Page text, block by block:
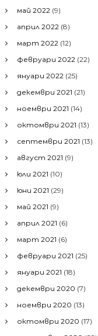
май 2022 (9)
април 2022 (8)
март 2022 (12)
февруари 2022 (22)
януари 2022 (25)
декември 2021 (21)
ноември 2021 (14)
октомври 2021 (13)
септември 2021 (13)
август 2021 (9)
юли 2021 (10)
юни 2021 (29)
май 2021 (9)
април 2021 (6)
март 2021 (6)
февруари 2021 (25)
януари 2021 (18)
декември 2020 (7)
ноември 2020 (13)
октомври 2020 (17)